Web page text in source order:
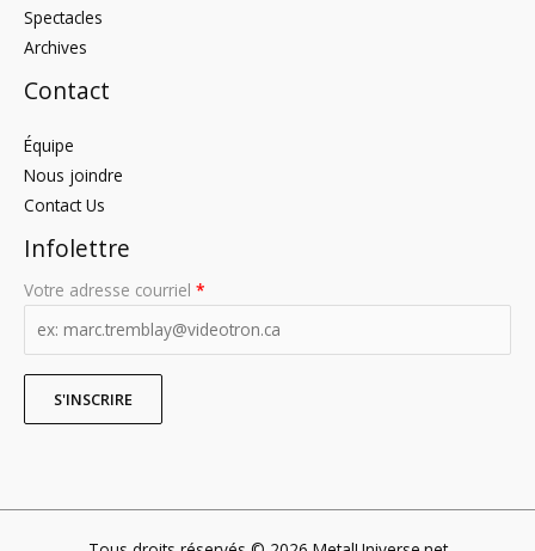
Spectacles
Archives
Contact
Équipe
Nous joindre
Contact Us
Infolettre
Votre adresse courriel *